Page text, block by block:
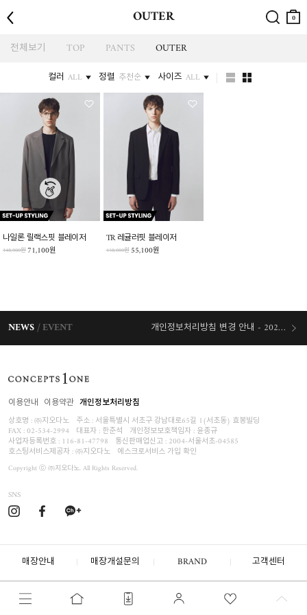
OUTER 구니
0
전체보기 TOP PANTS OUTER
컬러 ALL 정렬 추천순 사이즈 ALL
나일론 릴랙스핏 블레이저
148,000원71,100원
TR 레귤러핏 블레이저
138,000원 55,100원
NEWS EVENT 개인정보처리방침 변경 안내 - 2026/07/30 시행
이용안내 이용약관 개인정보처리방침
상호명 : ㈜지오다노 주소 : 서울특별시 서초구 강남대로65길 1(서초동) 효봉빌딩
FAX : 02-534-2994 대표자 : 한준석 개인정보보호책임자 : 윤종규
사업자등록번호 : 116-81-47798 통신판매업신고 : 2004-서울서초-04585
호스팅서비스제공자 : ㈜지오다노 에스크로서비스 가입 확인
Copyright ⓒ ㈜지오다노. All Rights Reserved.
SNS
매장안내 매장개설문의 BRAND 고객센터